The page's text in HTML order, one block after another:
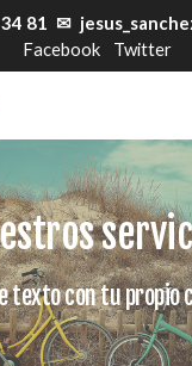
81 ✉
Facebook
Twitter
texto con tu propio